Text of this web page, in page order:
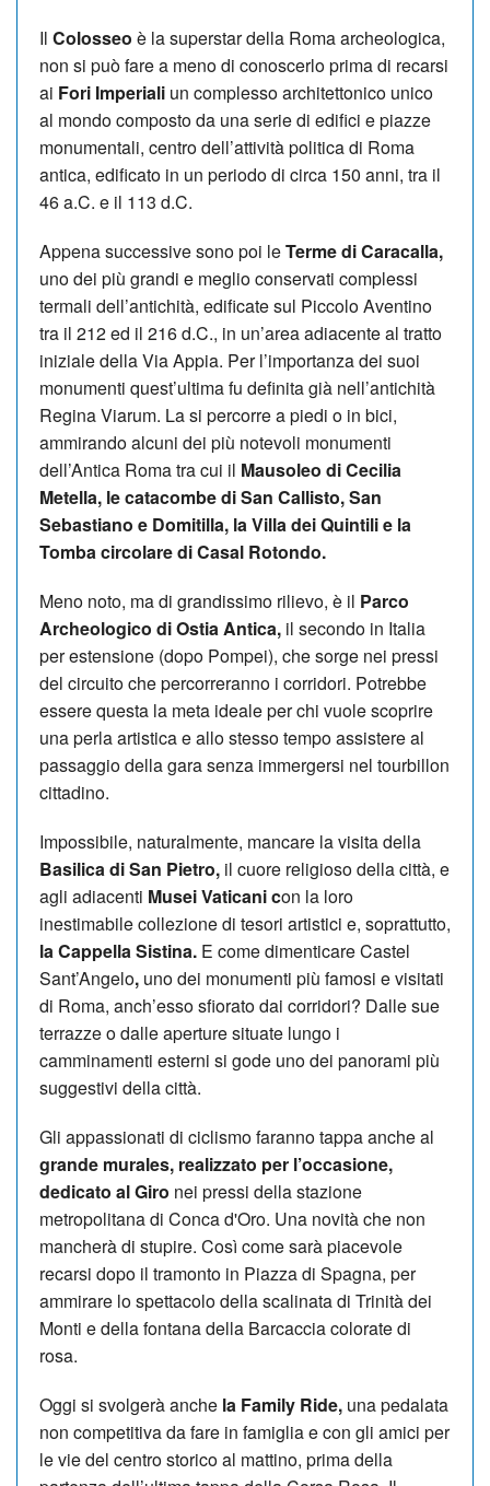
Il Colosseo è la superstar della Roma archeologica,
non si può fare a meno di conoscerlo prima di recarsi
ai Fori Imperiali un complesso architettonico unico
al mondo composto da una serie di edifici e piazze
monumentali, centro dell’attività politica di Roma
antica, edificato in un periodo di circa 150 anni, tra il
46 a.C. e il 113 d.C.
Appena successive sono poi leTerme di Caracalla,
uno dei più grandi e meglio conservati complessi
termali dell’antichità, edificate sul Piccolo Aventino
tra il 212 ed il 216 d.C., in un’area adiacente al tratto
iniziale della Via Appia. Per l’importanza dei suoi
monumenti quest’ultima fu definita già nell’antichità
Regina Viarum. La si percorre a piedi o in bici,
ammirando alcuni dei più notevoli monumenti
dell’Antica Roma tra cui il Mausoleo di Cecilia
Metella, le catacombe di San Callisto, San
Sebastiano e Domitilla, la Villa dei Quintili e la
Tomba circolare di Casal Rotondo.
Meno noto, ma di grandissimo rilievo, è il Parco
Archeologico di Ostia Antica, il secondo in Italia
per estensione (dopo Pompei), che sorge nei pressi
del circuito che percorreranno i corridori. Potrebbe
essere questa la meta ideale per chi vuole scoprire
una perla artistica e allo stesso tempo assistere al
passaggio della gara senza immergersi nel tourbillon
cittadino.
Impossibile, naturalmente, mancare la visita della
Basilica di San Pietro, il cuore religioso della città, e
agli adiacenti Musei Vaticani con la loro
inestimabile collezione di tesori artistici e, soprattutto,
la Cappella Sistina. E come dimenticare Castel
Sant’Angelo, uno dei monumenti più famosi e visitati
di Roma, anch’esso sfiorato dai corridori? Dalle sue
terrazze o dalle aperture situate lungo i
camminamenti esterni si gode uno dei panorami più
suggestivi della città.
Gli appassionati di ciclismo faranno tappa anche al
grande murales, realizzato per l’occasione,
dedicato al Giro nei pressi della stazione
metropolitana di Conca d'Oro. Una novità che non
mancherà di stupire. Così come sarà piacevole
recarsi dopo il tramonto in Piazza di Spagna, per
ammirare lo spettacolo della scalinata di Trinità dei
Monti e della fontana della Barcaccia colorate di
rosa.
Oggi si svolgerà anche la Family Ride, una pedalata
non competitiva da fare in famiglia e con gli amici per
le vie del centro storico al mattino, prima della